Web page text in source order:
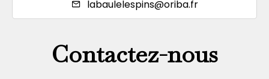
labaulelespins@oriba.fr
Contactez-nous